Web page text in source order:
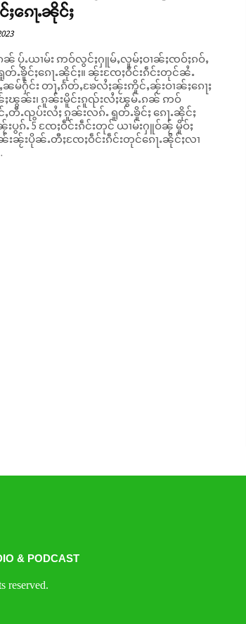
ၵေႃႉၼိုင်ႈ
ပႂ်ႉယၢမ်း ဢဝ်လွင်ႈႁူမ်ႇလူမ်ႈဝၢၼ်ႈၸဝ်ႈၵဝ်ႇ
င်ႈ။ ၼႂ်းၸႄႈဝဵင်းၵဵင်းတုင်ၼႆႉ
ႁႅင်း တႃႇၵႅတ်ႇၶႄလႆႈၼႂ်းဢိူင်ႇၼႂ်းဝၢၼ်ႈၵေႃႈ
ၽွၼ်း၊ ၵူၼ်းမိူင်းၵူၺ်းလႆႈၽွမ်ႉၵၼ် ဢဝ်
တီႉၺွပ်းလႆႈ ၵူၼ်းလၵ်ႉ ရူတ်ႉၶိူင်ႈ ၵေႃႉၼိုင်ႈ
ပွၵ်ႉ 5 ၸႄႈဝဵင်းၵဵင်းတုင် ယၢမ်းႁူဝ်ၼႂ် မိူဝ်ႈ
& PODCAST
reserved.